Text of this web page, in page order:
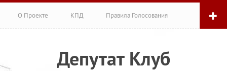
О Проекте КПД Правила Голосования
Депутат Клуб